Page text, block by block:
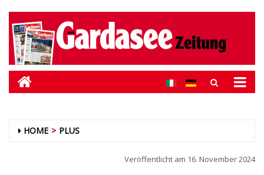
HOME PLUS
Veröffentlicht am 16. November 2024